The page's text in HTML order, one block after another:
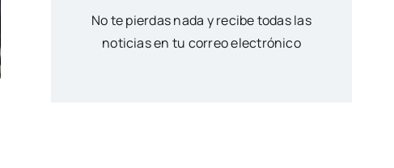
No te pierdas nada y recibe todas las
noticias en tu correo electrónico